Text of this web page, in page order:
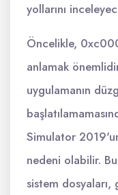
yollarını
Öncelikle,
anlamak
uygulamanın
Simulator
nedeni olabilir.
sistem